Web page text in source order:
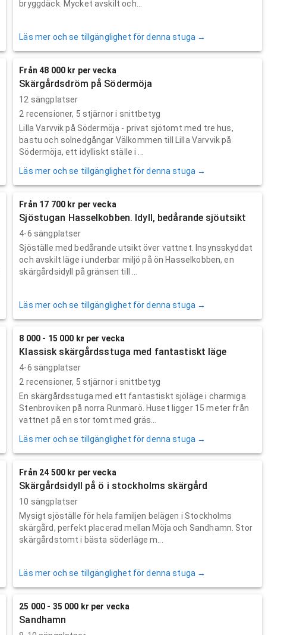
bryggdäck. Mycket avskilt och...
Läs mer och se tillgänglighet för denna stuga →
Från 48 000 kr per vecka
Skärgårdsdröm på Södermöja
12 sängplatser
2 recensioner, 5 stjärnor i snittbetyg
Lilla Varvvik på Södermöja - privat sjötomt med tre hus,
bastu och solnedgångar Välkommen till Lilla Varvvik på
Södermöja, ett idylliskt ställe i ...
Läs mer och se tillgänglighet för denna stuga →
Från 17 700 kr per vecka
Sjöstugan Hasselkobben. Idyll, bedårande sjöutsikt
4-6 sängplatser
Sjöställe med bedårande utsikt över vattnet. Insynsskyddat
och avskilt läge i underbar miljö på ön Hasselkobben, en
skärgårdsidyll på gränsen till ...
Läs mer och se tillgänglighet för denna stuga →
8 000 - 15 000 kr per vecka
Klassisk skärgårdsstuga med fantastiskt läge
4-6 sängplatser
2 recensioner, 5 stjärnor i snittbetyg
En skärgårdsstuga med ett fantastiskt sjöläge i charmiga
Stenbroviken på norra Runmarö. Huset ligger 15 meter från
vattnet på en stor tomt med gräs...
Läs mer och se tillgänglighet för denna stuga →
Från 24 500 kr per vecka
Skärgårdsidyll på ö i stockholms skärgård
10 sängplatser
Mysigt sjöställe för hela familjen belägen i Stockholms
skärgård, perfekt placerad mellan Möja och Sandhamn. Stor
skärgårdstomt i bästa söderläge m...
Läs mer och se tillgänglighet för denna stuga →
25 000 - 35 000 kr per vecka
Sandhamn